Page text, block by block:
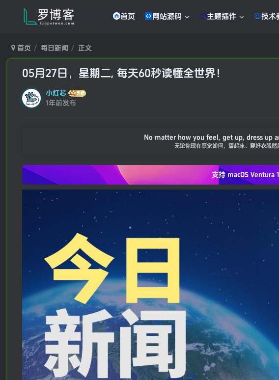
首页 网站源码 主题插件 技术
首页 每日新闻 正文
05月27日，星期二, 每天60秒读懂全世界！
小灯芯
1年前发布
No matter how you feel, get up, dress up
无论你现在感觉如何，请起床、穿好衣服
支持 macOSVentura